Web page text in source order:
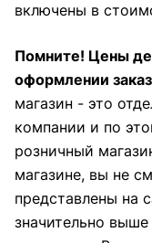
включены в
Помните! Цены
оформлении
магазин - это
компании и по
розничный
магазине, вы не
представлены на
значительно